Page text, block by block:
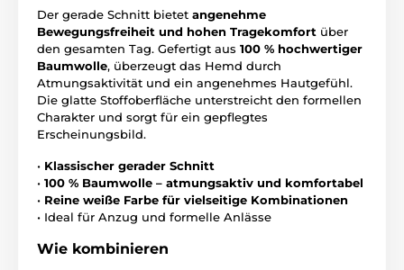
Der gerade Schnitt bietet angenehme
Bewegungsfreiheit und hohen Tragekomfort über
den gesamten Tag. Gefertigt aus 100 % hochwertiger
Baumwolle, überzeugt das Hemd durch
Atmungsaktivität und ein angenehmes Hautgefühl.
Die glatte Stoffoberfläche unterstreicht den formellen
Charakter und sorgt für ein gepflegtes
Erscheinungsbild.
• Klassischer gerader Schnitt
• 100 % Baumwolle – atmungsaktiv und komfortabel
• Reine weiße Farbe für vielseitige Kombinationen
• Ideal für Anzug und formelle Anlässe
Wie kombinieren